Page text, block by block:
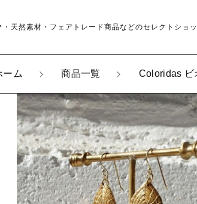
・天然素材・フェアトレード商品などのセレクトショ
ーム 商品一覧 Coloridas ビ
Coloridas ビオジュエリー リー
数量